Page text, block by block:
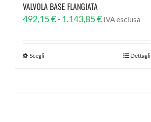
VALVOLA BASE FLANGIATA
492,15€- 1.143,85€Fascia
IVA esclusa
Scegli Dettagli